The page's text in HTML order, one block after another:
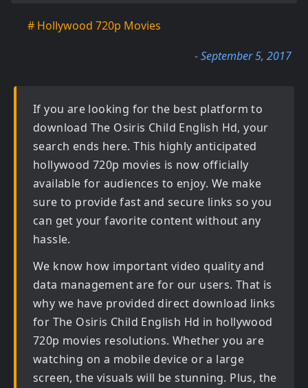
# Hollywood 720p Movies
- September 5, 2017
If you are looking for the best platform to
download The Osiris Child English Hd, your
search ends here. This highly anticipated
hollywood 720p movies is now officially
available for audiences to enjoy. We make
sure to provide fast and secure links so you
can get your favorite content without any
hassle.
We know how important video quality and
data management are for our users. That is
why we have provided direct download links
for The Osiris Child English Hd in hollywood
720p movies resolutions. Whether you are
watching on a mobile device or a large
screen, the visuals will be stunning. Plus, the